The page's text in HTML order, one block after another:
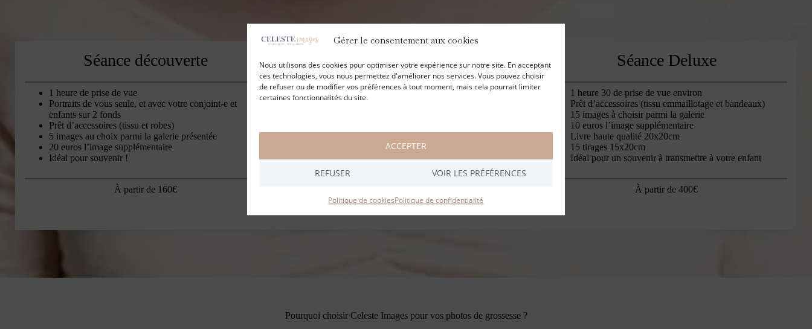
Gérer le consentement aux cookies
Nous utilisons des cookies pour optimiser votre expérience sur notre site. En acceptant
ces technologies, vous nous permettez d'améliorer nos services. Vous pouvez choisir
de refuser ou de modifier vos préférences à tout moment, mais cela pourrait limiter
certaines fonctionnalités du site.
ACCEPTER
REFUSER VOIR LES PRÉFÉRENCES
Politique de cookiesPolitique de confidentialité
Séance découverte
1 heure de prise de vue
Portraits de vous seule, et avec votre conjoint-e et
enfants sur 2 fonds
Prêt d’accessoires (tissu et robes)
5 images au choix parmi la galerie présentée
20 euros l’image supplémentaire
Idéal pour souvenir !
À partir de 160€
Séance classique
1 heure 30 de prise de vue
Portraits de vous seule, et avec votre conjoint-e et
10 euros l’image supplémentaire
10 tirages 15x20cm
Idéal pour de beaux souvenirs à exposer
À partir de 250€
Séance Deluxe
1 heure 30 de prise de vue environ
Prêt d’accessoires (tissu emmaillotage et bandeaux)
15 images à choisir parmi la galerie
10 euros l’image supplémentaire
Livre haute qualité 20x20cm
15 tirages 15x20cm
Idéal pour un souvenir à transmettre à votre enfant
À partir de 400€
Pourquoi choisir Celeste Images pour vos photos de grossesse ?